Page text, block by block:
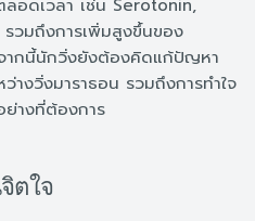
วมถึงการเพิ่มสูงขึ้นของ
ากนี้นักวิ่งยังต้องคิดแก้ปัญหา
างวิ่งมาราธอน รวมถึงการทำใจ
ย่างที่ต้องการ
ตใจ